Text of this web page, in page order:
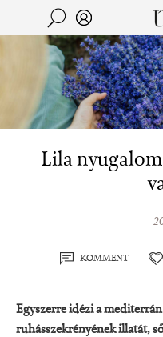
Kereső
Lila
KOMMENT
Egyszerre idézi a
ruhásszekrényének illatát,